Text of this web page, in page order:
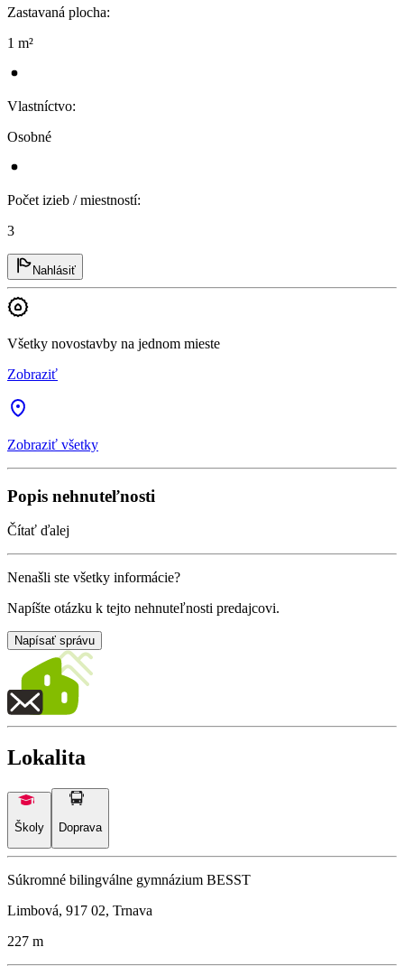
Zastavaná plocha:
1 m²
Vlastníctvo:
Osobné
Počet izieb / miestností:
3
Nahlásiť
Všetky novostavby na jednom mieste
Zobraziť
Zobraziť všetky
Popis nehnuteľnosti
Čítať ďalej
Nenašli ste všetky informácie?
Napíšte otázku k tejto nehnuteľnosti predajcovi.
Napísať správu
Lokalita
Školy Doprava
Súkromné bilingválne gymnázium BESST
Limbová, 917 02, Trnava
227 m